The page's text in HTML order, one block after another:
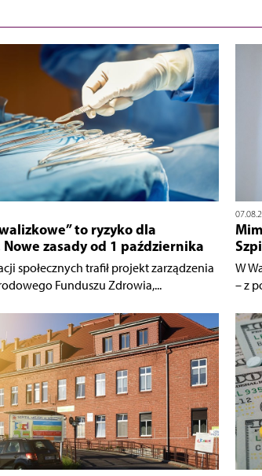
to ryzyko dla
zasady od 1 października
społecznych trafił projekt zarządzenia
Funduszu Zdrowia,...
W
– z